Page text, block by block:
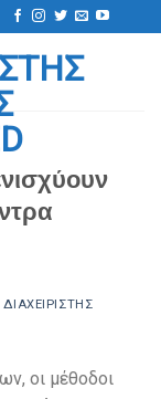
ΔΙΑΧΕΙΡΙΣΤΉΣ
οι μέθοδοι